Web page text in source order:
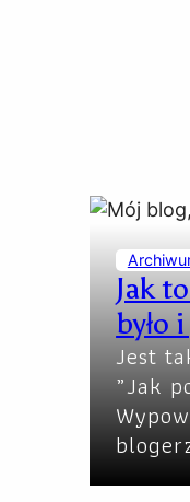
Jak
było
Jest
„Jak